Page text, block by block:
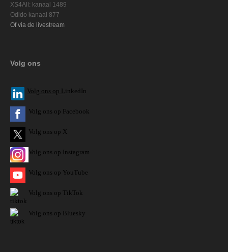
XS4All: kanaal 1489
Odido kanaal 877
Of via de livestream
Volg ons
Volg ons op L inkedIn
Volg ons op Facebook
Volg ons op X
Volg ons op Instagram
Volg ons op YouTube
Volg ons op TikTok
Volg ons op Bluesky